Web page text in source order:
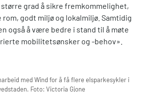
grad å sikre fremkommelighet,
godt miljø og lokalmiljø. Samtidig
også å være bedre i stand til å møte
mobilitetsønsker og -behov».
med Wind for å få flere elsparkesykler i
Foto: Victoria Gjone